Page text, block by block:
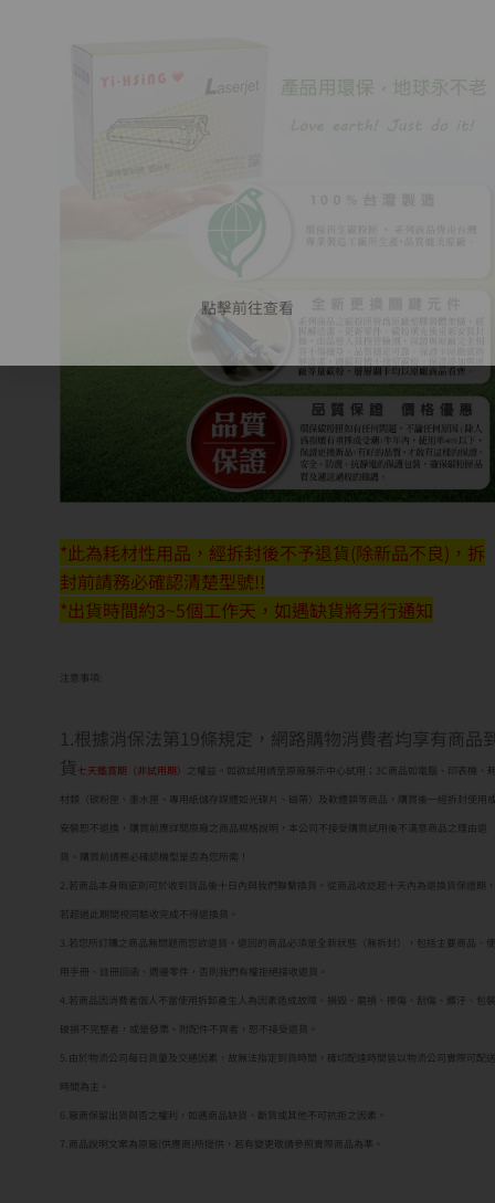
*此為耗材性用品，經拆封後不予退貨(除新品不良)，拆
封前請務必確認清楚型號!!
*出貨時間約3~5個工作天，如遇缺貨將另行通知
注意事項:
1.根據消保法第19條規定，網路購物消費者均享有商品
貨 七天鑑賞期（非試用期）
之權益。如欲試用請至原廠展示中心試用；3C商品如電腦、印表機、
材類（碳粉匣、墨水匣、專用紙儲存媒體如光碟片、磁帶）及軟體類等商品，購買後一經拆封使用
安裝恕不退換，購買前應詳閱原廠之商品規格說明，本公司不接受購買試用後不滿意商品之理由退
貨。購買前請務必確認機型是否為您所需！
2.若商品本身瑕疵則可於收到貨品後十日內與我們聯繫換貨。從商品收訖起十天內為退換貨保證期，
若超過此期間視同驗收完成不得退換貨。
3.若您所訂購之商品無問題而您欲退貨，退回的商品必須是全新狀態（無拆封），包括主要商品、使
用手冊、註冊回函、週邊零件，否則我們有權拒絕接收退貨。
4.若商品因消費者個人不當使用拆卸產生人為因素造成故障、損毀、磨損、擦傷、刮傷、髒汙、包裝
破損不完整者，或是發票、附配件不齊者，恕不接受退貨。
5.由於物流公司每日貨量及交通因素，故無法指定到貨時間，確切配達時間皆以物流公司實際可配送
時間為主。
6.廠商保留出貨與否之權利，如遇商品缺貨、斷貨或其他不可抗拒之因素。
7.商品說明文案為原廠(供應商)所提供，若有變更敬請參照實際商品為準。
點擊前往查看